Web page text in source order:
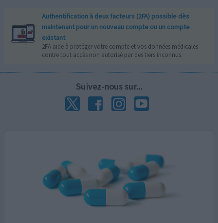
Authentification à deux facteurs (2FA) possible dès
maintenant pour un nouveau compte ou un compte
existant
2FA aide à protéger votre compte et vos données médicales
contre tout accès non autorisé par des tiers inconnus.
Suivez-nous sur...